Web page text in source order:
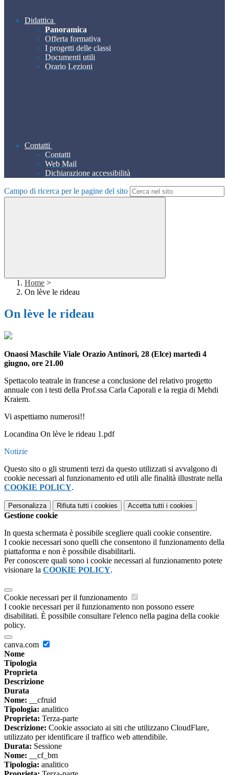
Didattica
Panoramica
Offerta formativa
I progetti delle classi
Documenti utili
Orario Lezioni
Contatti
Contatti
Web Mail
Dichiarazione accessibilità
Campo di ricerca per le pagine del sito
Home >
On lève le rideau
On lève le rideau
Onaosi Maschile Viale Orazio Antinori, 28 (Elce) martedì 4
giugno, ore 21.00
Spettacolo teatrale in francese a conclusione del relativo progetto
annuale con i testi della Prof.ssa Carla Caporali e la regia di Mehdi
Kraiem.
Vi aspettiamo numerosi!!
Locandina On lève le rideau 1.pdf
Notizie
Questo sito o gli strumenti terzi da questo utilizzati si avvalgono di
cookie necessari al funzionamento ed utili alle finalità illustrate nella
COOKIE POLICY.
Personalizza Rifiuta tutti i cookies Accetta tutti i cookies
Gestione cookie
In questa schermata è possibile scegliere quali cookie consentire.
I cookie necessari sono quelli che consentono il funzionamento della
piattaforma e non è possibile disabilitarli.
Per conoscere quali sono i cookie necessari al funzionamento potete
visionare la COOKIE POLICY.
Cookie necessari per il funzionamento
I cookie necessari per il funzionamento non possono essere
disabilitati. È possibile consultare l'elenco nella pagina della cookie
policy.
canva.com
Nome
Tipologia
Proprieta
Descrizione
Durata
Nome: __cfruid
Tipologia: analitico
Proprieta: Terza-parte
Descrizione: Cookie associato ai siti che utilizzano CloudFlare,
utilizzato per identificare il traffico web attendibile.
Durata: Sessione
Nome: __cf_bm
Tipologia: analitico